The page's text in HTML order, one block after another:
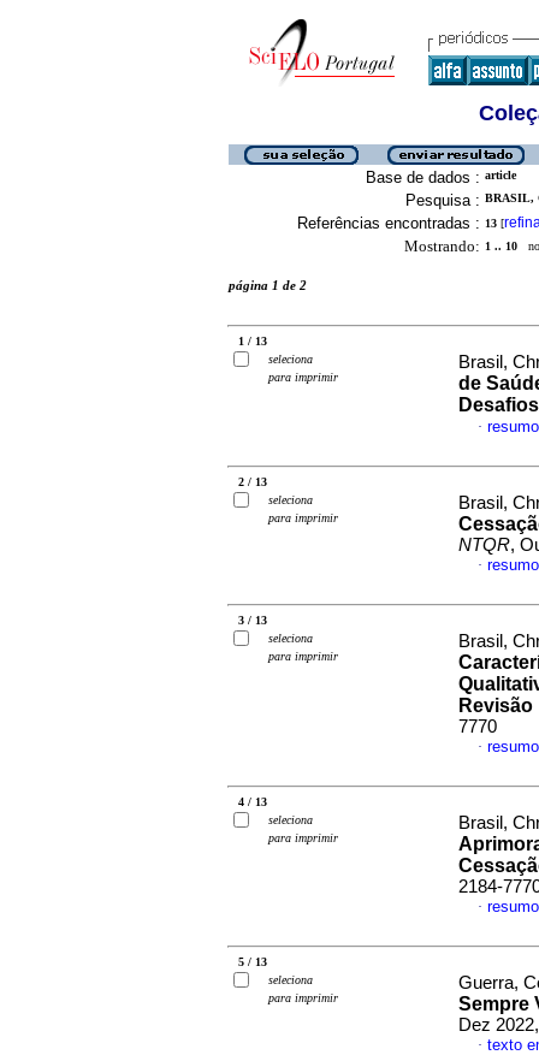
Base de dados : article
Pesquisa : BRASIL,
Referências encontradas : 13 [
Mostrando: 1 .. 10
página 1 de 2
1 / 13
seleciona
para imprimir
Brasil,
de
Desafios
·
2 / 13
seleciona
para imprimir
Brasil,
NTQR,
·
3 / 13
seleciona
para imprimir
Brasil,
7770
·
4 / 13
seleciona
para imprimir
Brasil,
2184-
·
5 / 13
seleciona
para imprimir
Guerra,
Sempre
Dez
· texto